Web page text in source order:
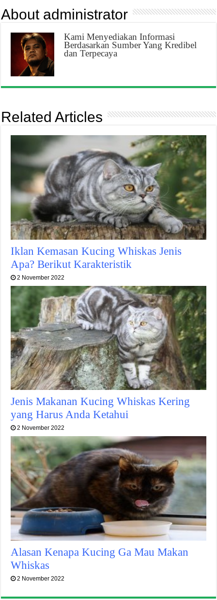
About administrator
Kami Menyediakan Informasi
Berdasarkan Sumber Yang Kredibel
dan Terpecaya
Related Articles
Iklan Kemasan Kucing Whiskas Jenis
Apa? Berikut Karakteristik
2 November 2022
Jenis Makanan Kucing Whiskas Kering
yang Harus Anda Ketahui
2 November 2022
Alasan Kenapa Kucing Ga Mau Makan
Whiskas
2 November 2022